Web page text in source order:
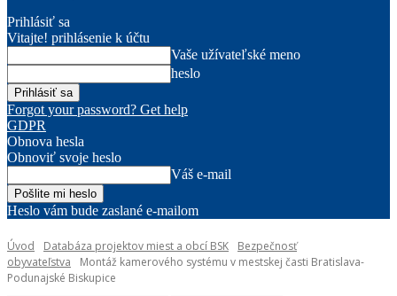
Prihlásiť sa
Vitajte! prihlásenie k účtu
Vaše užívateľské meno
heslo
Forgot your password? Get help
GDPR
Obnova hesla
Obnoviť svoje heslo
Váš e-mail
Heslo vám bude zaslané e-mailom
Úvod Databáza projektov miest a obcí BSK
Bezpečnosť
obyvateľstva
Montáž kamerového systému v mestskej časti Bratislava-
Podunajské Biskupice